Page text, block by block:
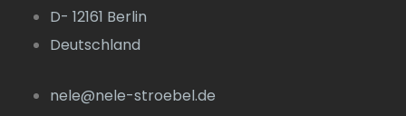
D- 12161 Berlin
Deutschland
nele@nele-stroebel.de